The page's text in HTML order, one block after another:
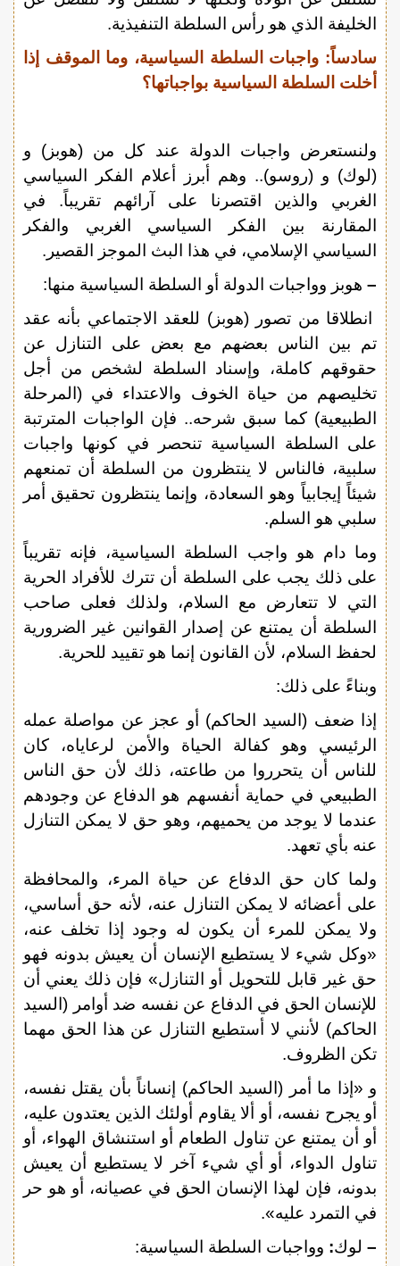
الخليفة الذي هو رأس السلطة التنفيذية.
سادساً: واجبات السلطة السياسية، وما الموقف إذا
أخلت السلطة السياسية بواجباتها؟
ولنستعرض واجبات الدولة عند كل من (هوبز) و
(لوك) و (روسو).. وهم أبرز أعلام الفكر السياسي
الغربي والذين اقتصرنا على آرائهم تقريباً. في
المقارنة بين الفكر السياسي الغربي والفكر
السياسي الإسلامي، في هذا البث الموجز القصير.
– هوبز وواجبات الدولة أو السلطة السياسية منها:
انطلاقا من تصور (هوبز) للعقد الاجتماعي بأنه عقد
تم بين الناس بعضهم مع بعض على التنازل عن
حقوقهم كاملة، وإسناد السلطة لشخص من أجل
تخليصهم من حياة الخوف والاعتداء في (المرحلة
الطبيعية) كما سبق شرحه.. فإن الواجبات المترتبة
على السلطة السياسية تنحصر في كونها واجبات
سلبية، فالناس لا ينتظرون من السلطة أن تمنعهم
شيئاً إيجابياً وهو السعادة، وإنما ينتظرون تحقيق أمر
سلبي هو السلم.
وما دام هو واجب السلطة السياسية، فإنه تقريباً
على ذلك يجب على السلطة أن تترك للأفراد الحرية
التي لا تتعارض مع السلام، ولذلك فعلى صاحب
السلطة أن يمتنع عن إصدار القوانين غير الضرورية
لحفظ السلام، لأن القانون إنما هو تقييد للحرية.
وبناءً على ذلك:
إذا ضعف (السيد الحاكم) أو عجز عن مواصلة عمله
الرئيسي وهو كفالة الحياة والأمن لرعاياه، كان
للناس أن يتحرروا من طاعته، ذلك لأن حق الناس
الطبيعي في حماية أنفسهم هو الدفاع عن وجودهم
عندما لا يوجد من يحميهم، وهو حق لا يمكن التنازل
عنه بأي تعهد.
ولما كان حق الدفاع عن حياة المرء، والمحافظة
على أعضائه لا يمكن التنازل عنه، لأنه حق أساسي،
ولا يمكن للمرء أن يكون له وجود إذا تخلف عنه،
«وكل شيء لا يستطيع الإنسان أن يعيش بدونه فهو
حق غير قابل للتحويل أو التنازل» فإن ذلك يعني أن
للإنسان الحق في الدفاع عن نفسه ضد أوامر (السيد
الحاكم) لأنني لا أستطيع التنازل عن هذا الحق مهما
تكن الظروف.
و «إذا ما أمر (السيد الحاكم) إنساناً بأن يقتل نفسه،
أو يجرح نفسه، أو ألا يقاوم أولئك الذين يعتدون عليه،
أو أن يمتنع عن تناول الطعام أو استنشاق الهواء، أو
تناول الدواء، أو أي شيء آخر لا يستطيع أن يعيش
بدونه، فإن لهذا الإنسان الحق في عصيانه، أو هو حر
في التمرد عليه».
– لوك: وواجبات السلطة السياسية: